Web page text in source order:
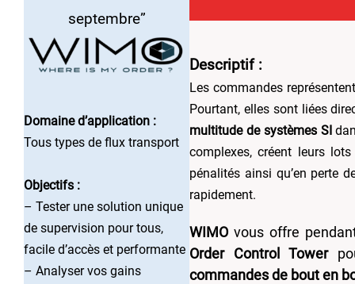
septembre”
Domaine d’application :
Tous types de flux transport
Objectifs :
– Tester une solution unique
de supervision pour tous,
facile d’accès et performante
– Analyser vos gains
Descriptif :
Les commandes
Pourtant, elles sont liées
multitude de systèmes SI
complexes, créent leurs
pénalités ainsi qu’en perte
rapidement.
WIMO vous offre
Order Control Tower
commandes de bout en